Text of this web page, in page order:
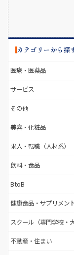
カテゴリーから探
医療・医薬品
サービス
その他
美容・化粧品
求人・転職（人材系）
飲料・食品
BtoB
健康食品・サプリメン
スクール（専門学校・
不動産・住まい